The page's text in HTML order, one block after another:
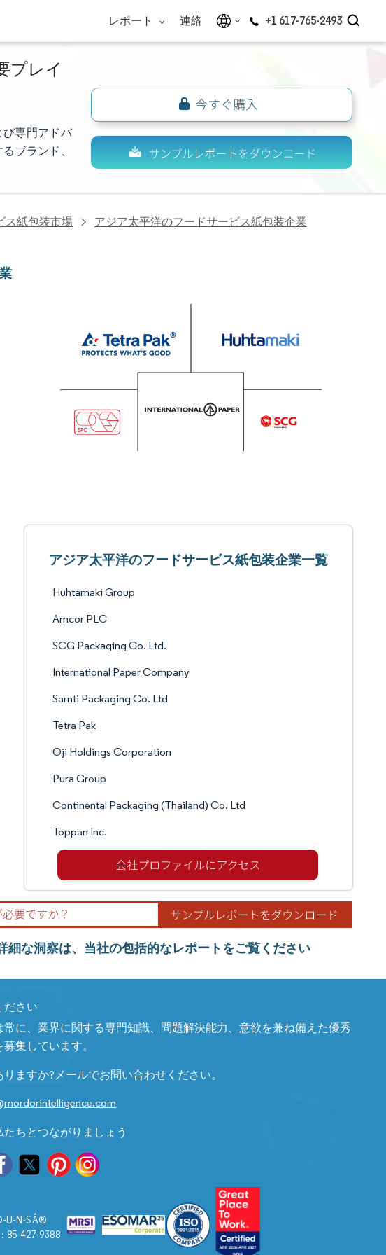
レポート 連絡 +1 617-765-2493
プレイ
び専門アドバ
ブランド、
ス紙包装市場 アジア太平洋のフードサービス紙包装企業
アジア太平洋のフードサービス紙包装企業一覧
Huhtamaki Group
Amcor PLC
SCG Packaging Co. Ltd.
International Paper Company
Sarnti Packaging Co. Ltd
Tetra Pak
Oji Holdings Corporation
Pura Group
Continental Packaging (Thailand) Co. Ltd
Toppan Inc.
な洞察は、当社の包括的なレポートをご覧ください
ださい
常に、業界に関する専門知識、問題解決能力、意欲を兼ね備えた優秀
集しています。
りますか?メールでお問い合わせください。
たちとつながりましょう
U-N-SÂ®
: 85-427-9388